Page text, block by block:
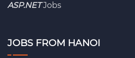
ASP.NETJobs
JOBS FROM HANOI